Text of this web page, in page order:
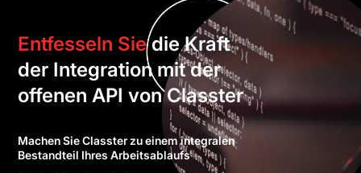
Entfesseln Siedie Kraft
der Integration mit der
offenen API von Classter
Machen Sie Classter zu einem integralen
Bestandteil Ihres Arbeitsablaufs